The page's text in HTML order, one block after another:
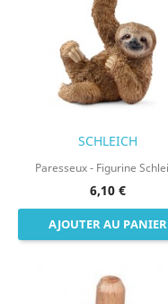
SCHLEICH
Paresseux - Figurine
6,10 €
AJOUTER AU PANIER